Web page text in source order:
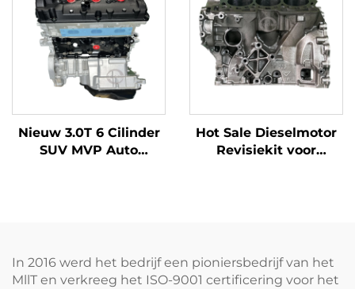
M271.860 dieselmotor
(Mexico)
Nieuw 3.0T 6 Cilinder
SUV MVP Auto
voor Audi Inclusief 03L
NIEUW CDBA CFCA
Hot Sale Dieselmotor
Revisiekit voor
In 2016 werd het bedrijf een pioniersbedrijf van het
MllT en verkreeg het ISO-9001 certificering voor het